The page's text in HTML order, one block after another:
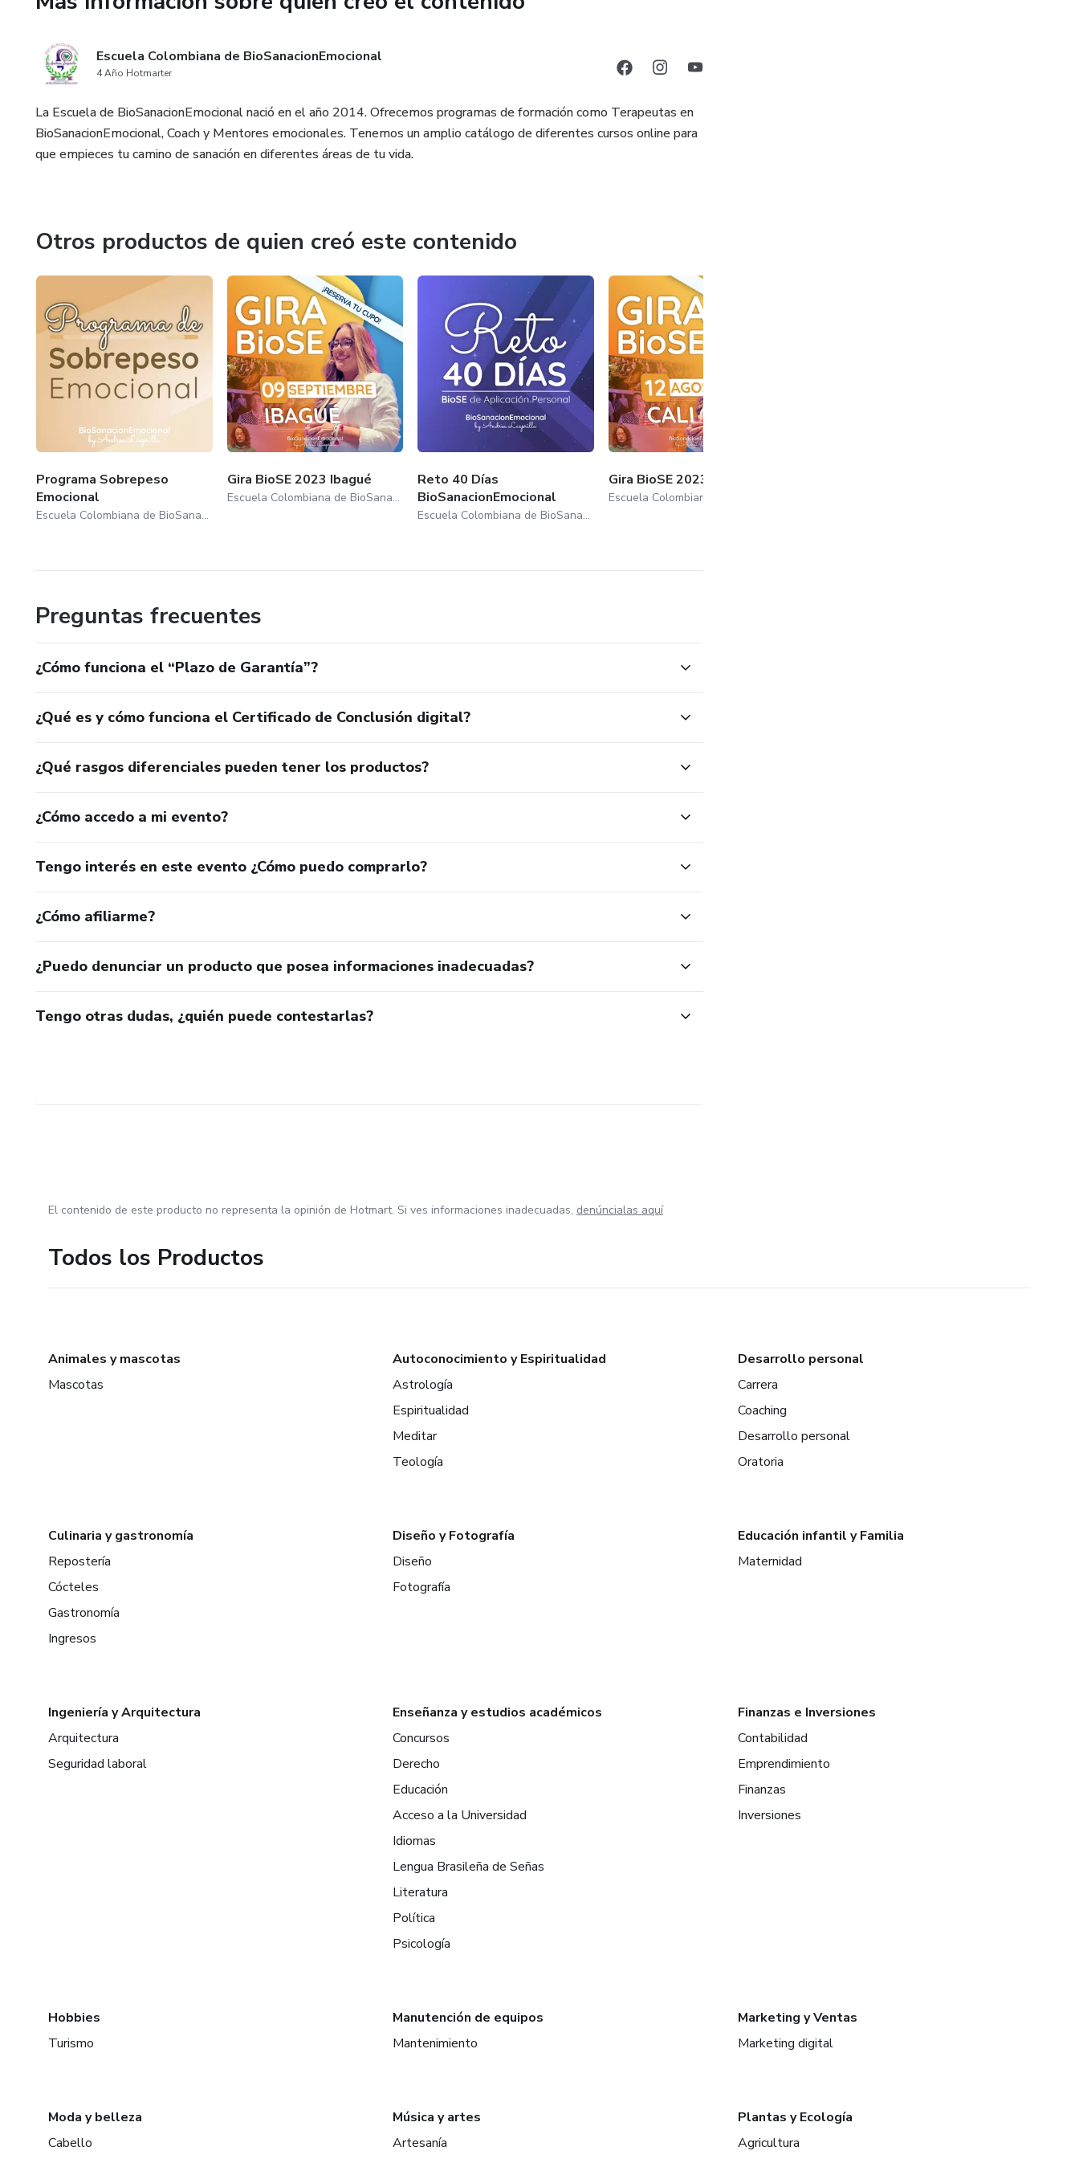
Memorias digitales
Escuela Colombiana de BioSanacionEmocional
4 Año Hotmarter
La Escuela de BioSanacionEmocional nació en el año 2014. Ofrecemos programas de formación como Terapeutas en
BioSanacionEmocional, Coach y Mentores emocionales. Tenemos un amplio catálogo de diferentes cursos online para
que empieces tu camino de sanación en diferentes áreas de tu vida.
Otros productos de quien creó este contenido
Programa Sobrepeso
Emocional
Escuela Colombiana de BioSanacionEmocional
Gira BioSE 2023 Ibagué
Escuela Colombiana de BioSanacionEmocional
Reto 40 Días
BioSanacionEmocional
Escuela Colombiana de BioSanacionEmocional
Gira BioSE 2023 Cali
Preguntas frecuentes
¿Cómo funciona el “Plazo de Garantía”?
¿Qué es y cómo funciona el Certificado de Conclusión digital?
¿Qué rasgos diferenciales pueden tener los productos?
¿Cómo accedo a mi evento?
Tengo interés en este evento ¿Cómo puedo comprarlo?
¿Cómo afiliarme?
¿Puedo denunciar un producto que posea informaciones inadecuadas?
Tengo otras dudas, ¿quién puede contestarlas?
El contenido de este producto no representa la opinión de Hotmart. Si ves informaciones inadecuadas, denúncialas aquí
Todos los Productos
Animales y mascotas
Mascotas
Autoconocimiento y Espiritualidad
Astrología
Espiritualidad
Meditar
Teología
Desarrollo personal
Carrera
Coaching
Desarrollo personal
Oratoria
Culinaria y gastronomía
Repostería
Cócteles
Gastronomía
Ingresos
Diseño y Fotografía
Diseño
Fotografía
Educación infantil y Familia
Maternidad
Ingeniería y Arquitectura
Arquitectura
Seguridad laboral
Enseñanza y estudios académicos
Concursos
Derecho
Educación
Acceso a la Universidad
Idiomas
Lengua Brasileña de Señas
Literatura
Política
Psicología
Finanzas e Inversiones
Contabilidad
Emprendimiento
Finanzas
Inversiones
Hobbies
Turismo
Manutención de equipos
Mantenimiento
Marketing y Ventas
Marketing digital
Moda y belleza
Cabello
Música y artes
Artesanía
Plantas y Ecología
Agricultura